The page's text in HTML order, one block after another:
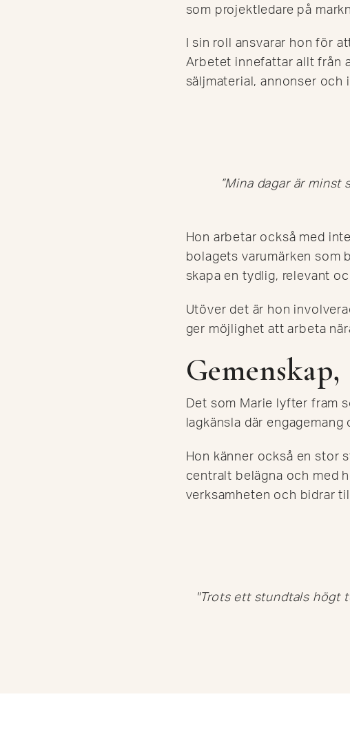
som projektledare på
I sin roll ansvarar hon för
Arbetet innefattar allt från
säljmaterial, annonser och
”Mina dagar är
Hon arbetar också med
bolagets varumärken som
skapa en tydlig, relevant
Utöver det är hon
ger möjlighet att arbeta
Det som Marie lyfter fram
lagkänsla där
Hon känner också en stor
centralt belägna och med
verksamheten och bidrar
"Trots ett stundtals högt